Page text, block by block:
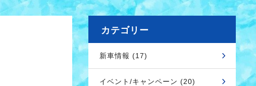
カテゴリー
新車情報 (17)
イベント/キャンペーン (20)